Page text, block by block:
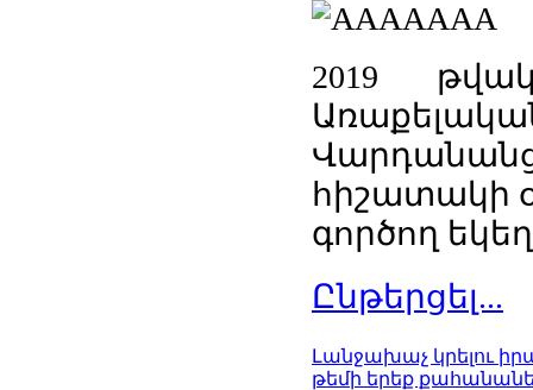
2019
հիշատակի
գործող
Ընթերցել...
Լանջախաչ կրելու
թեմի երեք